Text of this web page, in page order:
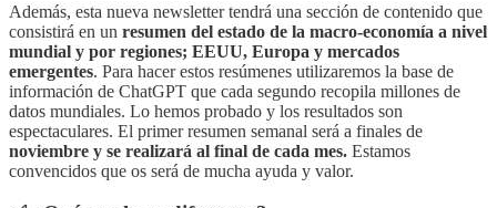
Además, esta nueva newsletter tendrá una sección de contenido que
consistirá en un resumen del estado de la macro-economía a nivel
mundial y por regiones; EEUU, Europa y mercados
emergentes. Para hacer estos resúmenes utilizaremos la base de
información de ChatGPT que cada segundo recopila millones de
datos mundiales. Lo hemos probado y los resultados son
espectaculares. El primer resumen semanal será a finales de
noviembre y se realizará al final de cada mes. Estamos
convencidos que os será de mucha ayuda y valor.